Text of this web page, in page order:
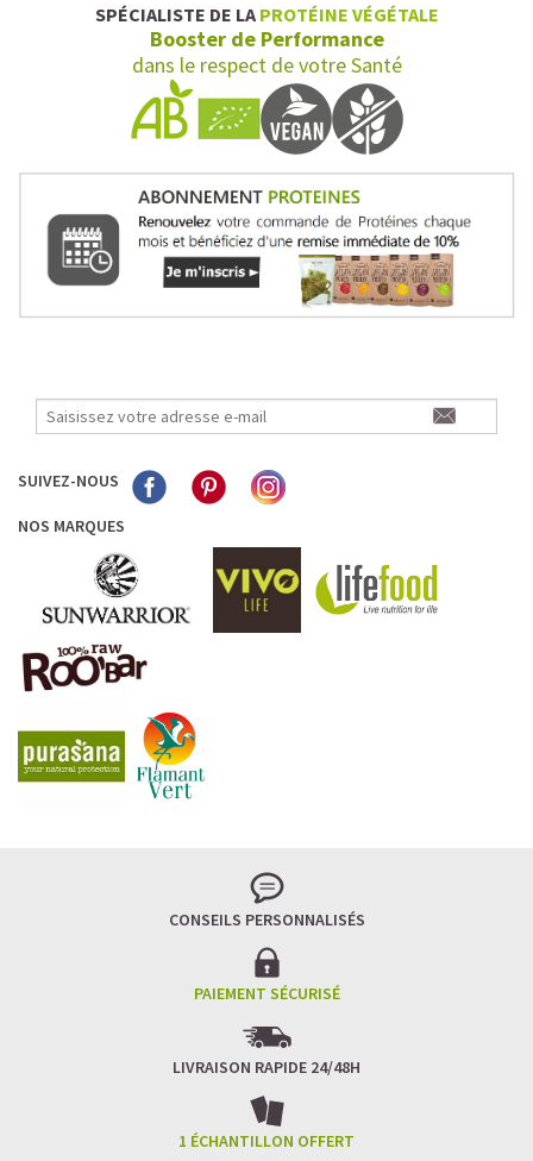
SPÉCIALISTE DE LA PROTÉINE VÉGÉTALE
Booster de Performance
dans le respect de votre Santé
SUIVEZ-NOUS
NOS MARQUES
CONSEILS PERSONNALISÉS
PAIEMENT SÉCURISÉ
LIVRAISON RAPIDE 24/48H
1 ÉCHANTILLON OFFERT